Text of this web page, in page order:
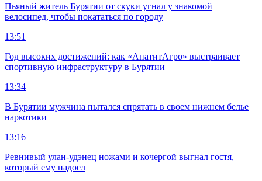
Пьяный житель Бурятии от скуки угнал у знакомой
велосипед, чтобы покататься по городу
13:51
Год высоких достижений: как «АпатитАгро» выстраивает
спортивную инфраструктуру в Бурятии
13:34
В Бурятии мужчина пытался спрятать в своем нижнем белье
наркотики
13:16
Ревнивый улан-удэнец ножами и кочергой выгнал гостя,
который ему надоел